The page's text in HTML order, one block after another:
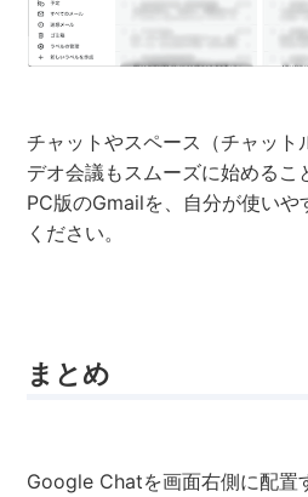
チャットやスペース（チャット
デオ会議もスムーズに始めるこ
PC版のGmailを、自分が使いや
ください。
まとめ
Google Chatを画面右側に配置